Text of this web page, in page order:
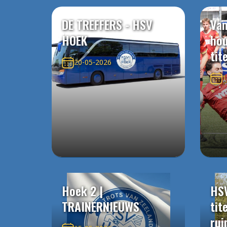
DE TREFFERS - HSV
HOEK
20-05-2026
Hoek 2 |
TRAINERNIEUWS